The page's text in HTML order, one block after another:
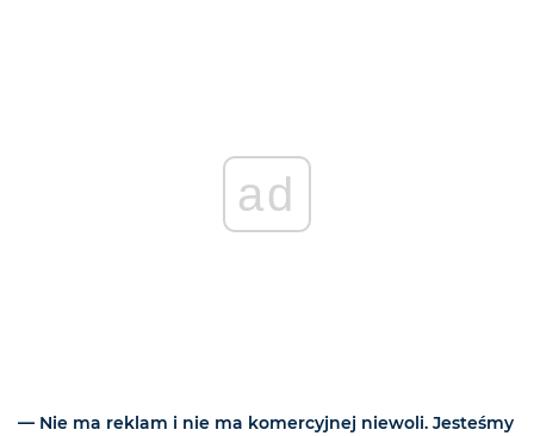
ad
— Nie ma reklam i nie ma komercyjnej niewoli. Jesteśmy